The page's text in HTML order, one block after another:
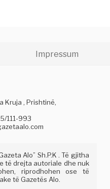
Impressum
Kruja , Prishtinë,
111-993
Alo” Sh.P.K . Të gjitha
të drejta autoriale dhe nuk
riprodhohen ose të
të Gazetës Alo.